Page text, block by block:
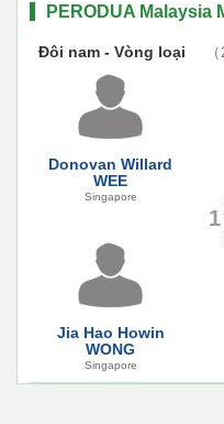
PERODUA Malaysia
Đôi nam - Vòng loại
Donovan Willard
WEE
Singapore
Jia Hao Howin
WONG
Singapore
1